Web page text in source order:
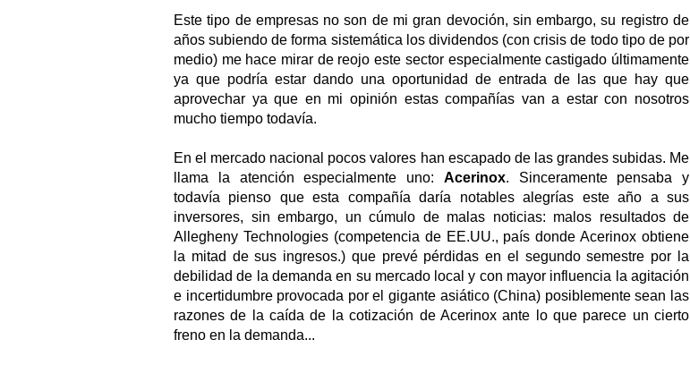
Este tipo de empresas no son de mi gran devoción, sin embargo, su registro de
años subiendo de forma sistemática los dividendos (con crisis de todo tipo de por
medio) me hace mirar de reojo este sector especialmente castigado últimamente
ya que podría estar dando una oportunidad de entrada de las que hay que
aprovechar ya que en mi opinión estas compañías van a estar con nosotros
mucho tiempo todavía.
En el mercado nacional pocos valores han escapado de las grandes subidas. Me
llama la atención especialmente uno: Acerinox. Sinceramente pensaba y
todavía pienso que esta compañía daría notables alegrías este año a sus
inversores, sin embargo, un cúmulo de malas noticias: malos resultados de
Allegheny Technologies (competencia de EE.UU., país donde Acerinox obtiene
la mitad de sus ingresos.) que prevé pérdidas en el segundo semestre por la
debilidad de la demanda en su mercado local y con mayor influencia la agitación
e incertidumbre provocada por el gigante asiático (China) posiblemente sean las
razones de la caída de la cotización de Acerinox ante lo que parece un cierto
freno en la demanda...